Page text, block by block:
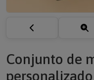
Conjunto de